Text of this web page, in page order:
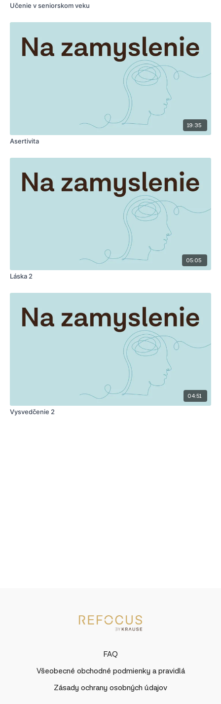
Učenie v seniorskom veku
19:35
Asertivita
05:05
Láska 2
04:51
Vysvedčenie 2
FAQ
Všeobecné obchodné podmienky a pravidlá
Zásady ochrany osobných údajov